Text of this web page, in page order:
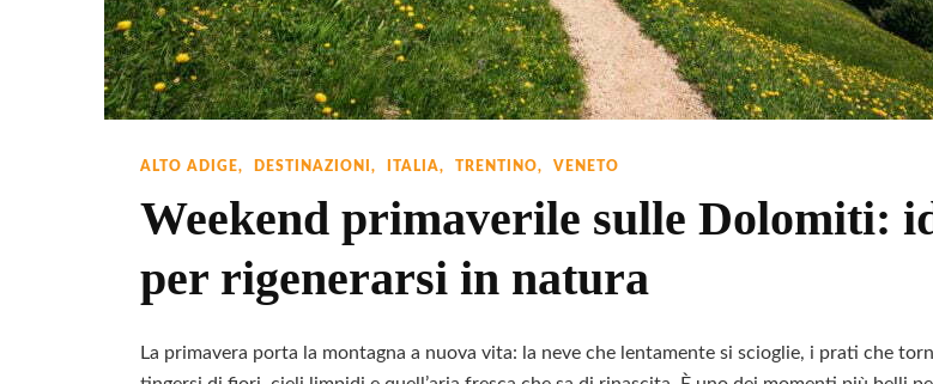
ALTO ADIGE DESTINAZIONI ITALIA TRENTINO VENETO
Weekend primaverile sulle Dolomiti:
per rigenerarsi in natura
La primavera porta la montagna a nuova vita: la neve che lentamente si scioglie, i prati che